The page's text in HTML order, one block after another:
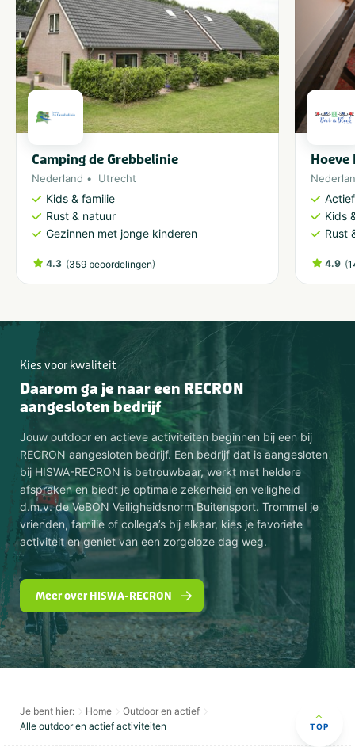
Camping de Grebbelinie
Nederland Utrecht
Kids & familie
Rust & natuur
Gezinnen met jonge kinderen
4.3 (359 beoordelingen)
Hoeve
Kids
Rust
4.9 (
Kies voor kwaliteit
Daarom ga je naar een RECRON
aangesloten bedrijf
Jouw outdoor en actieve activiteiten beginnen bij een bij
RECRON aangesloten bedrijf. Een bedrijf dat is aangesloten
bij HISWA-RECRON is betrouwbaar, werkt met heldere
afspraken en biedt je optimale zekerheid en veiligheid
d.m.v. de VeBON Veiligheidsnorm Buitensport. Trommel je
vrienden, familie of collega’s bij elkaar, kies je favoriete
activiteit en geniet van een zorgeloze dag weg.
Meer over HISWA-RECRON
Je bent hier: Home
Outdoor en actief
Alle outdoor en actief activiteiten
TOP